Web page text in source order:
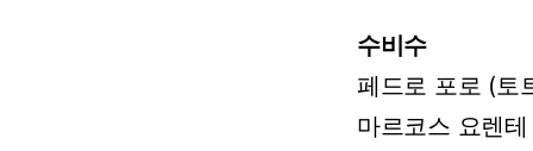
수비수
페드로 포로 (토
마르코스 요렌테